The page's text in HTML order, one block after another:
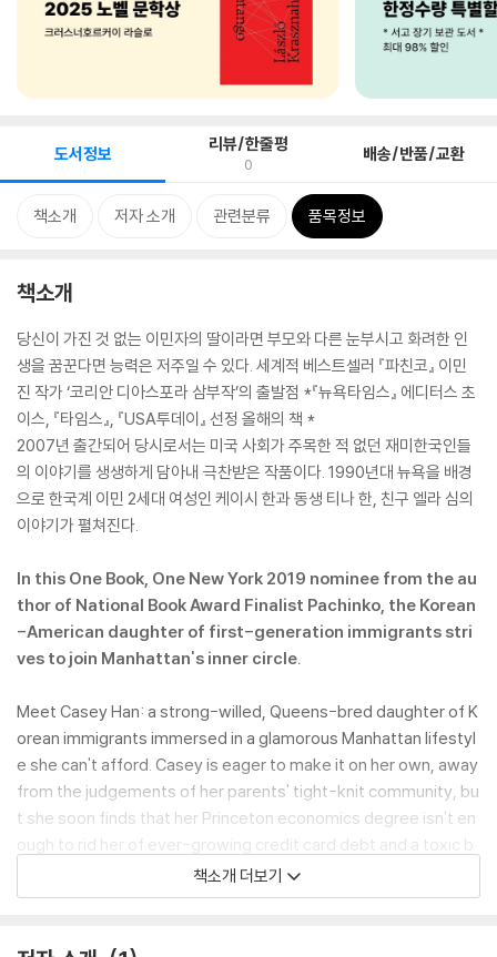
도서정보 리뷰/한줄평
0 배송/반품/교환
책소개 저자 소개 관련분류 품목정보
책소개
당신이 가진 것 없는 이민자의 딸이라면 부모와 다른 눈부시고 화려한 인
생을 꿈꾼다면 능력은 저주일 수 있다. 세계적 베스트셀러 『파친코』 이민
진 작가 ‘코리안 디아스포라 삼부작’의 출발점 *『뉴욕타임스』 에디터스 초
이스, 『타임스』, 『USA투데이』 선정 올해의 책 *
2007년 출간되어 당시로서는 미국 사회가 주목한 적 없던 재미한국인들
의 이야기를 생생하게 담아내 극찬받은 작품이다. 1990년대 뉴욕을 배경
으로 한국계 이민 2세대 여성인 케이시 한과 동생 티나 한, 친구 엘라 심의
이야기가 펼쳐진다.
In this One Book, One New York 2019 nominee from the au
thor of National Book Award Finalist Pachinko, the Korean
-American daughter of first-generation immigrants stri
ves to join Manhattan's inner circle.
Meet Casey Han: a strong-willed, Queens-bred daughter of K
orean immigrants immersed in a glamorous Manhattan lifestyl
e she can't afford. Casey is eager to make it on her own, away
from the judgements of her parents' tight-knit community, bu
t she soon finds that her Princeton economics degree isn't en
ough to rid her of ever-growing credit card debt and a toxic b
oyfriend. When a chance encounter with an old friend lands he
r a new opportunity, she's determined to carve a space for he
t what cost?
책소개 더보기